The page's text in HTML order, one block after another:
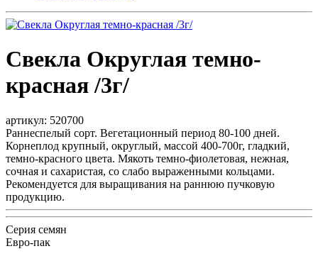
Свекла Округлая темно-
красная /3г/
артикул: 520700
Раннеспелый сорт. Вегетационный период 80-100 дней.
Корнеплод крупный, округлый, массой 400-700г, гладкий,
темно-красного цвета. Мякоть темно-фиолетовая, нежная,
сочная и сахаристая, со слабо выраженными кольцами.
Рекомендуется для выращивания на раннюю пучковую
продукцию.
Серия семян
Евро-пак